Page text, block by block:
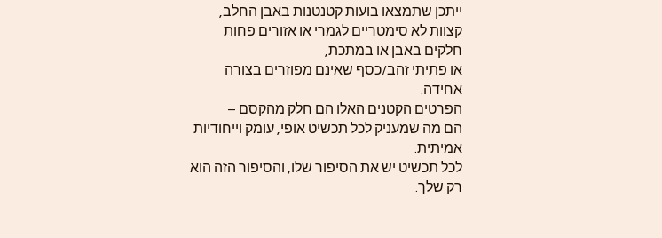
ייתכן שתמצאו בועות קטנטנות באבן החלב,
קצוות לא סימטריים לגמרי או אזורים פחות
חלקים באבן או במתכת,
או פתיתי זהב/כסף שאינם מפוזרים בצורה
אחידה.
הפרטים הקטנים האלו הם חלק מהקסם –
הם מה שמעניק לכל תכשיט אופי, עומק וייחודיות
אמיתית.
לכל תכשיט יש את הסיפור שלו, והסיפור הזה הוא
רק שלך.